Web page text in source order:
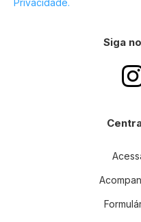
Privacidade.
Siga